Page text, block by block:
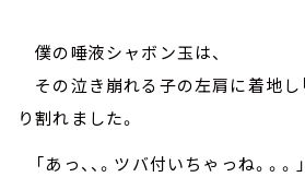
僕の唾液シャボン玉は、
その泣き崩れる子の左肩に着地し
り割れました。
「あっ、、。ツバ付いちゃっね。。。